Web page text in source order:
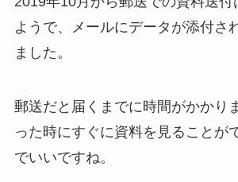
ようで、メールにデータが添付さ
ました。
郵送だと届くまでに時間がかかり
った時にすぐに資料を見ることが
でいいですね。